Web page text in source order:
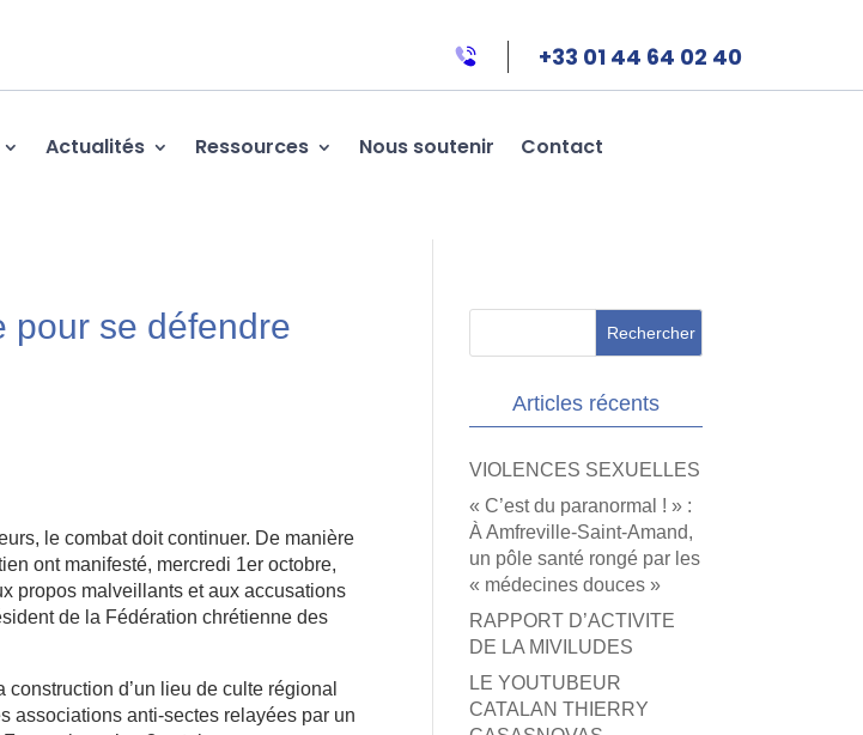
+33 01 44 64 02 40
Actualités Ressources Nous soutenir Contact
pour se défendre
le combat doit continuer. De manière
ont manifesté, mercredi 1er octobre,
propos malveillants et aux accusations
de la Fédération chrétienne des
d’un lieu de culte régional
associations anti-sectes relayées par un
Articles récents
VIOLENCES SEXUELLES
« C’est du paranormal ! » :
À Amfreville-Saint-Amand,
un pôle santé rongé par les
« médecines douces »
RAPPORT D’ACTIVITE
DE LA MIVILUDES
LE YOUTUBEUR
CATALAN THIERRY